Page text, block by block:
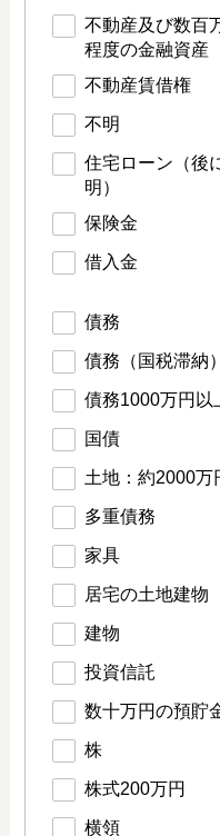
不動産及び数百
程度の金融資産
不動産賃借権
不明
住宅ローン（後
明）
保険金
借入金
債務
債務（国税滞納）
債務1000万円以
国債
土地：約2000万
多重債務
家具
居宅の土地建物
建物
投資信託
数十万円の預貯
株
株式200万円
横領